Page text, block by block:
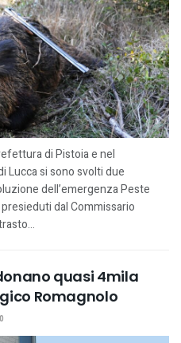
di Pistoia e nel
Lucca si sono svolti due
dell’emergenza Peste
dal Commissario
quasi 4mila
Romagnolo
0